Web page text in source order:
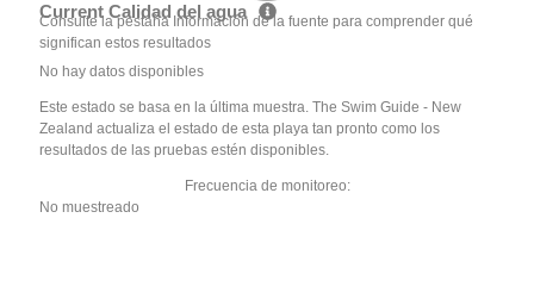
Current Calidad del agua
Consulte la pestaña Información de la fuente para comprender qué
significan estos resultados
No hay datos disponibles
Este estado se basa en la última muestra. The Swim Guide - New
Zealand actualiza el estado de esta playa tan pronto como los
resultados de las pruebas estén disponibles.
Frecuencia de monitoreo:
No muestreado